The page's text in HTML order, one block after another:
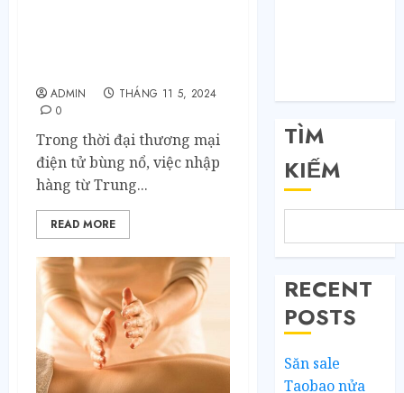
ADMIN
THÁNG 11 5, 2024
0
Trong thời đại thương mại
điện tử bùng nổ, việc nhập
hàng từ Trung...
READ MORE
TÌM
KIẾM
RECENT
POSTS
Săn sale
Taobao nửa